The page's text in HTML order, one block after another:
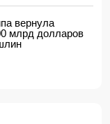
посла
вернула
млрд долларов